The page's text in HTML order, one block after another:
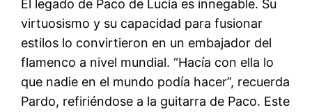
El legado de Paco de Lucía es innegable. Su
virtuosismo y su capacidad para fusionar
estilos lo convirtieron en un embajador del
flamenco a nivel mundial. “Hacía con ella lo
que nadie en el mundo podía hacer”, recuerda
Pardo, refiriéndose a la guitarra de Paco. Este